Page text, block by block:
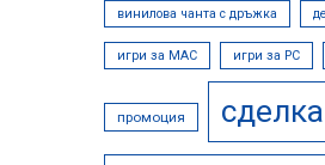
винилова чанта с дръжка
игри за MAC игри за PC
промоция